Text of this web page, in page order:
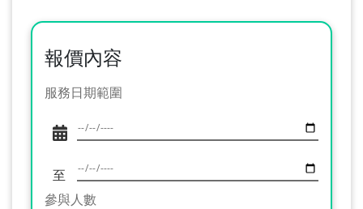
報價內容
服務日期範圍
至
參與人數